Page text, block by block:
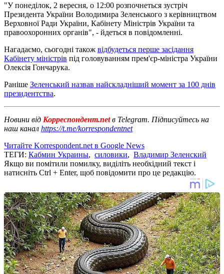
"У понеділок, 2 вересня, о 12:00 розпочнеться зустріч
Президента України Володимира Зеленського з керівництвом
Верховної Ради України, Кабінету Міністрів України та
правоохоронних органів", - йдеться в повідомленні.
Нагадаємо, сьогодні також відбудеться перше засідання
Кабінету міністрів під головуванням прем'єр-міністра України
Олексія Гончарука.
Раніше Зеленський назвав найскладніший момент за 100 днів
президентства.
Новини від Корреспондент.netв Telegram. Підписуйтесь на
наш канал https://t.me/korrespondentnet
Читайте Korrespondent.net в Google News
ТЕГИ: Кабмин Украины, силовики, Владимир Зеленский
Якщо ви помітили помилку, виділіть необхідний текст і
натисніть Ctrl + Enter, щоб повідомити про це редакцію.